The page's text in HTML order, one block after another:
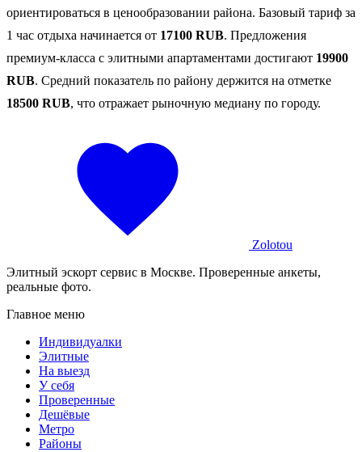
ориентироваться в ценообразовании района. Базовый тариф за
1 час отдыха начинается от 17100 RUB. Предложения
премиум-класса с элитными апартаментами достигают 19900
RUB. Средний показатель по району держится на отметке
18500 RUB, что отражает рыночную медиану по городу.
Zolotou
Элитный эскорт сервис в Москве. Проверенные анкеты,
реальные фото.
Главное меню
Индивидуалки
Элитные
На выезд
У себя
Проверенные
Дешёвые
Метро
Районы